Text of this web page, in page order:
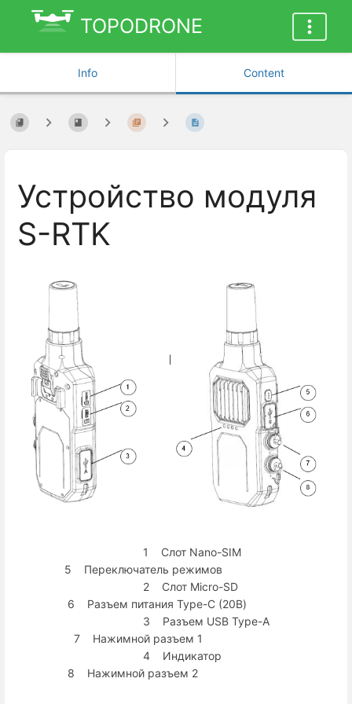
TOPODRONE
Info Content
Устройство модуля
S-RTK
1 Слот Nano-SIM
5 Переключатель режимов
2 Слот Micro-SD
6 Разъем питания Type-C (20В)
3 Разъем USB Type-A
7 Нажимной разъем 1
4 Индикатор
8 Нажимной разъем 2